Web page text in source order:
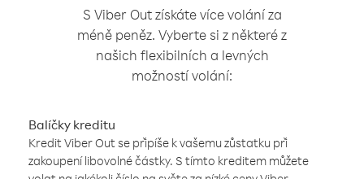
S Viber Out získáte více volání za
méně peněz. Vyberte si z některé z
našich flexibilních a levných
možností volání:
Balíčky kreditu
Kredit Viber Out se připíše k vašemu zůstatku při
zakoupení libovolné částky. S tímto kreditem můžete